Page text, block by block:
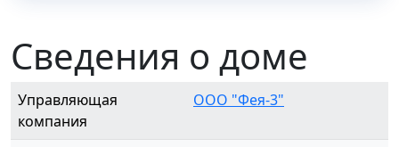
Сведения о доме
Управляющая
компания
ООО "Фея-3"